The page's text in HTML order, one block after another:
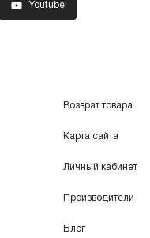
Youtube
Возврат товара
Карта сайта
Личный кабинет
Производители
Блог